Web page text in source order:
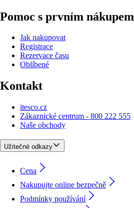
Pomoc s prvním nákupem
Jak nakupovat
Registrace
Rezervace času
Oblíbené
Kontakt
itesco.cz
Zákaznické centrum - 800 222 555
Naše obchody
Užitečné odkazy
Cena
Nakupujte online bezpečně
Podmínky používání